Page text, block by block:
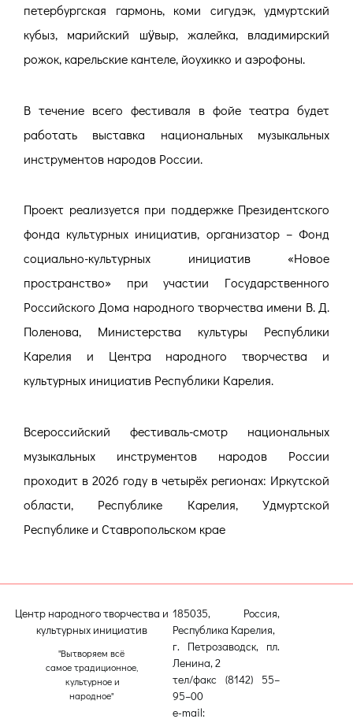
петербургская гармонь, коми сигудэк, удмуртский
кубыз, марийский шӱвыр, жалейка, владимирский
рожок, карельские кантеле, йоухикко и аэрофоны.
В течение всего фестиваля в фойе театра будет
работать выставка национальных музыкальных
инструментов народов России.
Проект реализуется при поддержке Президентского
фонда культурных инициатив, организатор – Фонд
социально-культурных инициатив «Новое
пространство» при участии Государственного
Российского Дома народного творчества имени В. Д.
Поленова, Министерства культуры Республики
Карелия и Центра народного творчества и
культурных инициатив Республики Карелия.
Всероссийский фестиваль-смотр национальных
музыкальных инструментов народов России
проходит в 2026 году в четырёх регионах: Иркутской
области, Республике Карелия, Удмуртской
Республике и Ставропольском крае
Центр народного творчества и
культурных инициатив
"Вытворяем всё
самое традиционное,
культурное и
народное"
185035, Россия,
Республика Карелия,
г. Петрозаводск, пл.
Ленина, 2
тел/факс (8142) 55–
95–00
e-mail: